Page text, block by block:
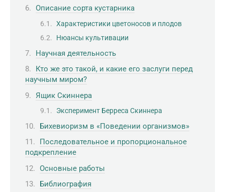
Описание сорта кустарника
Характеристики цветоносов и плодов
Нюансы культивации
Научная деятельность
Кто же это такой, и какие его заслуги перед
научным миром?
Ящик Скиннера
Эксперимент Берреса Скиннера
Бихевиоризм в «Поведении организмов»
Последовательное и пропорциональное
подкрепление
Основные работы
Библиография